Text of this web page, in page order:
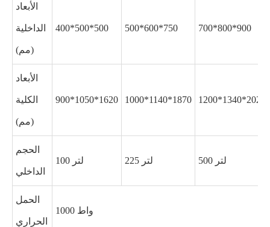
الأبعاد
الداخلية
(مم)
400*500*500 500*600*750 700*800*900
الأبعاد
الكلية
(مم)
900*1050*1620 1000*1140*1870 1200*1340*2020
الحجم
الداخلي
100 لتر 225 لتر 500 لتر
الحمل
الحراري
1000 واط